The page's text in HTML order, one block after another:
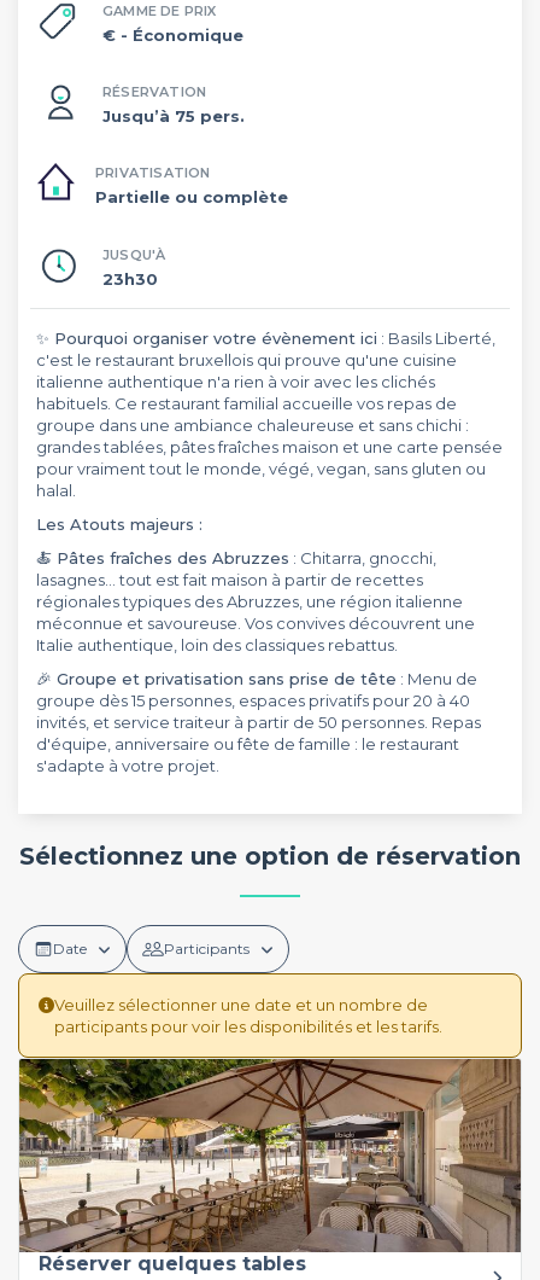
GAMME DE PRIX
€ - Économique
RÉSERVATION
Jusqu’à 75 pers.
PRIVATISATION
Partielle ou complète
JUSQU'À
23h30
✨ Pourquoi organiser votre évènement ici : Basils Liberté,
c'est le restaurant bruxellois qui prouve qu'une cuisine
italienne authentique n'a rien à voir avec les clichés
habituels. Ce restaurant familial accueille vos repas de
groupe dans une ambiance chaleureuse et sans chichi :
grandes tablées, pâtes fraîches maison et une carte pensée
pour vraiment tout le monde, végé, vegan, sans gluten ou
halal.
Les Atouts majeurs :
🍝 Pâtes fraîches des Abruzzes : Chitarra, gnocchi,
lasagnes... tout est fait maison à partir de recettes
régionales typiques des Abruzzes, une région italienne
méconnue et savoureuse. Vos convives découvrent une
Italie authentique, loin des classiques rebattus.
🎉 Groupe et privatisation sans prise de tête : Menu de
groupe dès 15 personnes, espaces privatifs pour 20 à 40
invités, et service traiteur à partir de 50 personnes. Repas
d'équipe, anniversaire ou fête de famille : le restaurant
s'adapte à votre projet.
Sélectionnez une option de réservation
Date Participants
Veuillez sélectionner une date et un nombre de
participants pour voir les disponibilités et les tarifs.
Réserver quelques tables